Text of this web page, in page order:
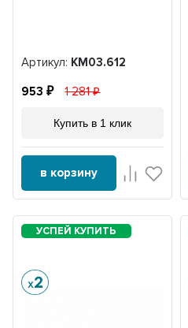
Артикул: KM03.612
953 1 281
Купить в 1 клик
в корзину